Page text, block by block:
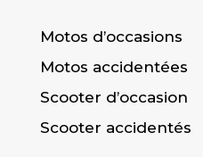
Motos d’occasions
Motos accidentées
Scooter d’occasion
Scooter accidentés